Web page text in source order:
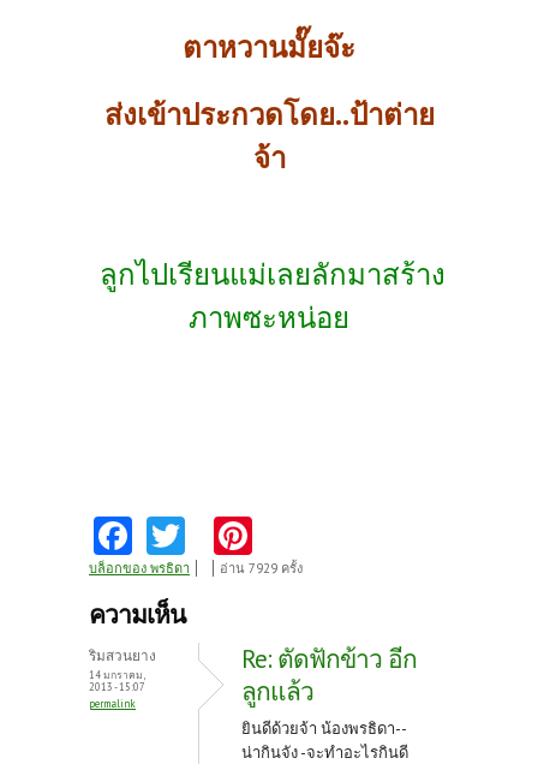
ตาหวานมั๊ยจ๊ะ
ส่งเข้าประกวดโดย..ป้าต่าย
จ้า
ลูกไปเรียนแม่เลยลักมาสร้าง
ภาพซะหน่อย
Fa
ce
b
o
o
k
w
itt
er
nt
es
t
บล็อกของ พรธิดา อ่าน 7929 ครั้ง
ความเห็น
ริมสวนยาง
14 มกราคม,
2013 - 15:07
permalink
Re: ตัดฟักข้าว อีก
ลูกแล้ว
ยินดีด้วยจ้า น้องพรธิดา--
น่ากินจัง -จะทำอะไรกินดี